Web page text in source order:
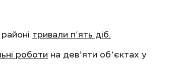
тривали п’ять діб.
роботи на девʼяти обʼєктах у